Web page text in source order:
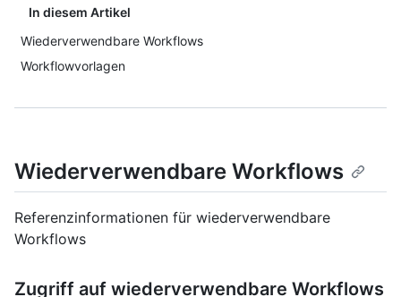
In diesem Artikel
Wiederverwendbare Workflows
Workflowvorlagen
Wiederverwendbare Workflows
Referenzinformationen für wiederverwendbare
Workflows
Zugriff auf wiederverwendbare Workflows